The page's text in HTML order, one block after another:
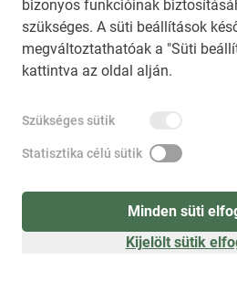
bizonyos funkcióinak
szükséges. A süti beállítások
megváltoztathatóak a "Süti
kattintva az oldal alján.
Szükséges sütik
Statisztika célú sütik
Minden süti
Kijelölt sütik